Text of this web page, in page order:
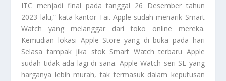
ITC menjadi final pada tanggal 26 Desember tahun
2023 lalu,” kata kantor Tai. Apple sudah menarik Smart
Watch yang melanggar dari toko online mereka.
Kemudian lokasi Apple Store yang di buka pada hari
Selasa tampak jika stok Smart Watch terbaru Apple
sudah tidak ada lagi di sana. Apple Watch seri SE yang
harganya lebih murah, tak termasuk dalam keputusan